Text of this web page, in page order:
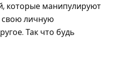
которые манипулируют
свою личную
Так что будь